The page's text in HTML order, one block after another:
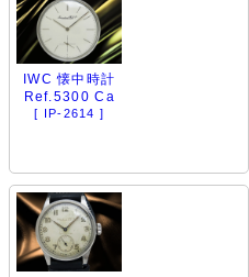
IWC 懐中時計
Ref.5300 Ca
[ IP-2614 ]